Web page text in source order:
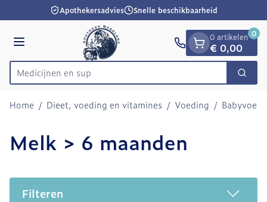
Ga naar de inhoudApothekersadvies Snelle beschikbaarheid
Menu
Product, merk, categorie... Zoek
0 artikelen
€ 0,00
0
Home / Dieet, voeding en vitamines / Voeding /
Melk > 6 maanden
Filteren